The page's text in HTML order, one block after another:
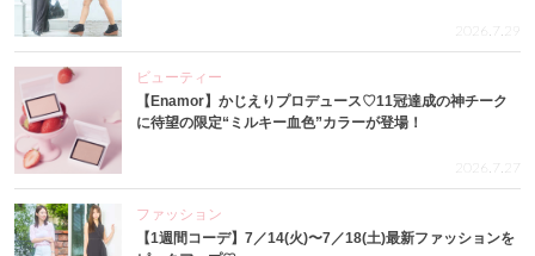
2026.7.29
ビューティー
【Enamor】かじえりプロデュース♡11冠達成の神チーク
に待望の限定“ミルキー血色”カラーが登場！
2026.7.27
ファッション
【1週間コーデ】7／14(火)〜7／18(土)最新ファッションを